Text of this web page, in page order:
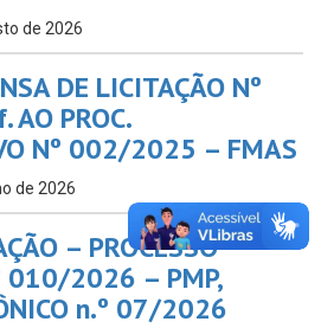
de 2026
DE LICITAÇÃO Nº
PROC.
Nº 002/2025 – FMAS
de 2026
– PROCESSO
010/2026 – PMP,
n.º 07/2026